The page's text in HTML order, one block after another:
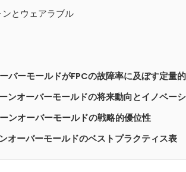
とウェアラブル
バーモールドがFPCの故障率に及ぼす定量
ンオーバーモールドの将来動向とイノベー
ンオーバーモールドの戦略的優位性
オーバーモールドのベストプラクティス表